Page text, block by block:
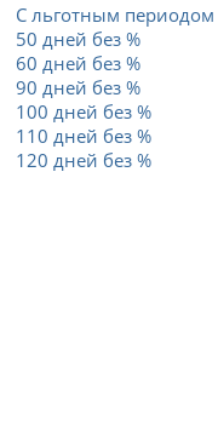
С льготным периодом
50 дней без %
60 дней без %
90 дней без %
100 дней без %
110 дней без %
120 дней без %